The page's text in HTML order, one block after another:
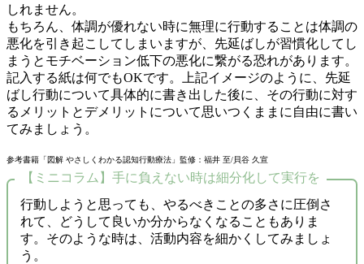
しれません。
もちろん、体調が優れない時に無理に行動することは体調の
悪化を引き起こしてしまいますが、先延ばしが習慣化してし
まうとモチベーション低下の悪化に繋がる恐れがあります。
記入する紙は何でもOKです。上記イメージのように、先延
ばし行動について具体的に書き出した後に、その行動に対す
るメリットとデメリットについて思いつくままに自由に書い
てみましょう。
参考書籍「図解 やさしくわかる認知行動療法」監修：福井 至/貝谷 久宣
【ミニコラム】手に負えない時は細分化して実行を
行動しようと思っても、やるべきことの多さに圧倒さ
れて、どうして良いか分からなくなることもありま
す。そのような時は、活動内容を細かくしてみましょ
う。